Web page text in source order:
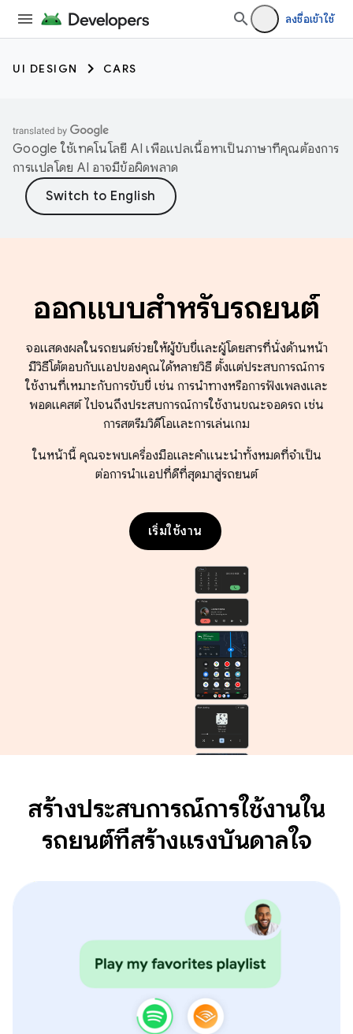
ลงชื่อเข้าใช้
UI DESIGN CARS
Google ใช้เทคโนโลยี AI เพื่อแปลเนื้อหาเป็นภาษาที่คุณต้องการ
การแปลโดย AI อาจมีข้อผิดพลาด
ออกแบบสำหรับรถยนต์
จอแสดงผลในรถยนต์ช่วยให้ผู้ขับขี่และผู้โดยสารที่นั่งด้านหน้า
มีวิธีโต้ตอบกับแอปของคุณได้หลายวิธี ตั้งแต่ประสบการณ์การ
ใช้งานที่เหมาะกับการขับขี่ เช่น การนำทางหรือการฟังเพลงและ
พอดแคสต์ ไปจนถึงประสบการณ์การใช้งานขณะจอดรถ เช่น
การสตรีมวิดีโอและการเล่นเกม
ในหน้านี้ คุณจะพบเครื่องมือและคำแนะนำทั้งหมดที่จำเป็น
ต่อการนำแอปที่ดีที่สุดมาสู่รถยนต์
เริ่มใช้งาน
สร้างประสบการณ์การใช้งานใน
รถยนต์ที่สร้างแรงบันดาลใจ